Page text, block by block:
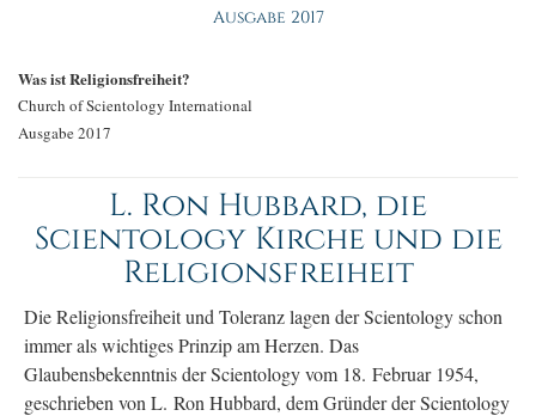
Ausgabe 2017
Was ist Religionsfreiheit?
Church of Scientology International
Ausgabe 2017
L. Ron Hubbard, die
Scientology Kirche und die
Religionsfreiheit
Die Religionsfreiheit und Toleranz lagen der Scientology schon
immer als wichtiges Prinzip am Herzen. Das
Glaubensbekenntnis der Scientology vom 18. Februar 1954,
geschrieben von L. Ron Hubbard, dem Gründer der Scientology